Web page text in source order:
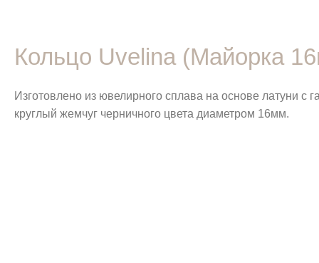
Кольцо Uvelina (Майорка
Изготовлено из ювелирного сплава на основе латуни
круглый жемчуг черничного цвета диаметром 16мм.